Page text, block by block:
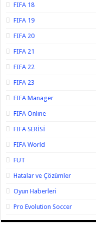
FIFA 18
FIFA 19
FIFA 20
FIFA 21
FIFA 22
FIFA 23
FIFA Manager
FIFA Online
FIFA SERİSİ
FIFA World
FUT
Hatalar ve Çözümler
Oyun Haberleri
Pro Evolution Soccer